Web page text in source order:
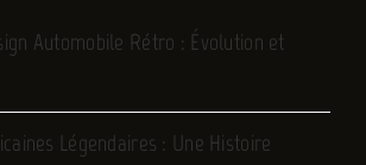
Automobile Rétro : Évolution et
Légendaires : Une Histoire